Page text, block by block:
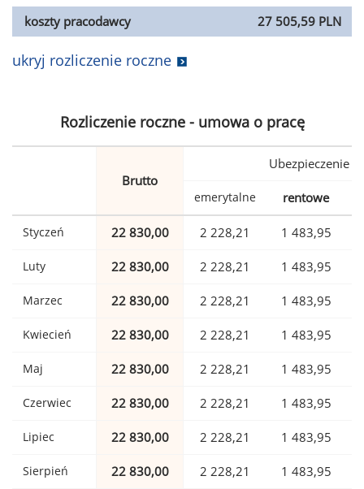
koszty pracodawcy
27 505,59 PLN
ukryj rozliczenie roczne
Rozliczenie roczne - umowa o pracę
Brutto
Ubezpieczenie
emerytalne rentowe
Styczeń 22 830,00 2 228,21 1 483,95
Luty 22 830,00 2 228,21 1 483,95
Marzec 22 830,00 2 228,21 1 483,95
Kwiecień 22 830,00 2 228,21 1 483,95
Maj 22 830,00 2 228,21 1 483,95
Czerwiec 22 830,00 2 228,21 1 483,95
Lipiec 22 830,00 2 228,21 1 483,95
Sierpień 22 830,00 2 228,21 1 483,95